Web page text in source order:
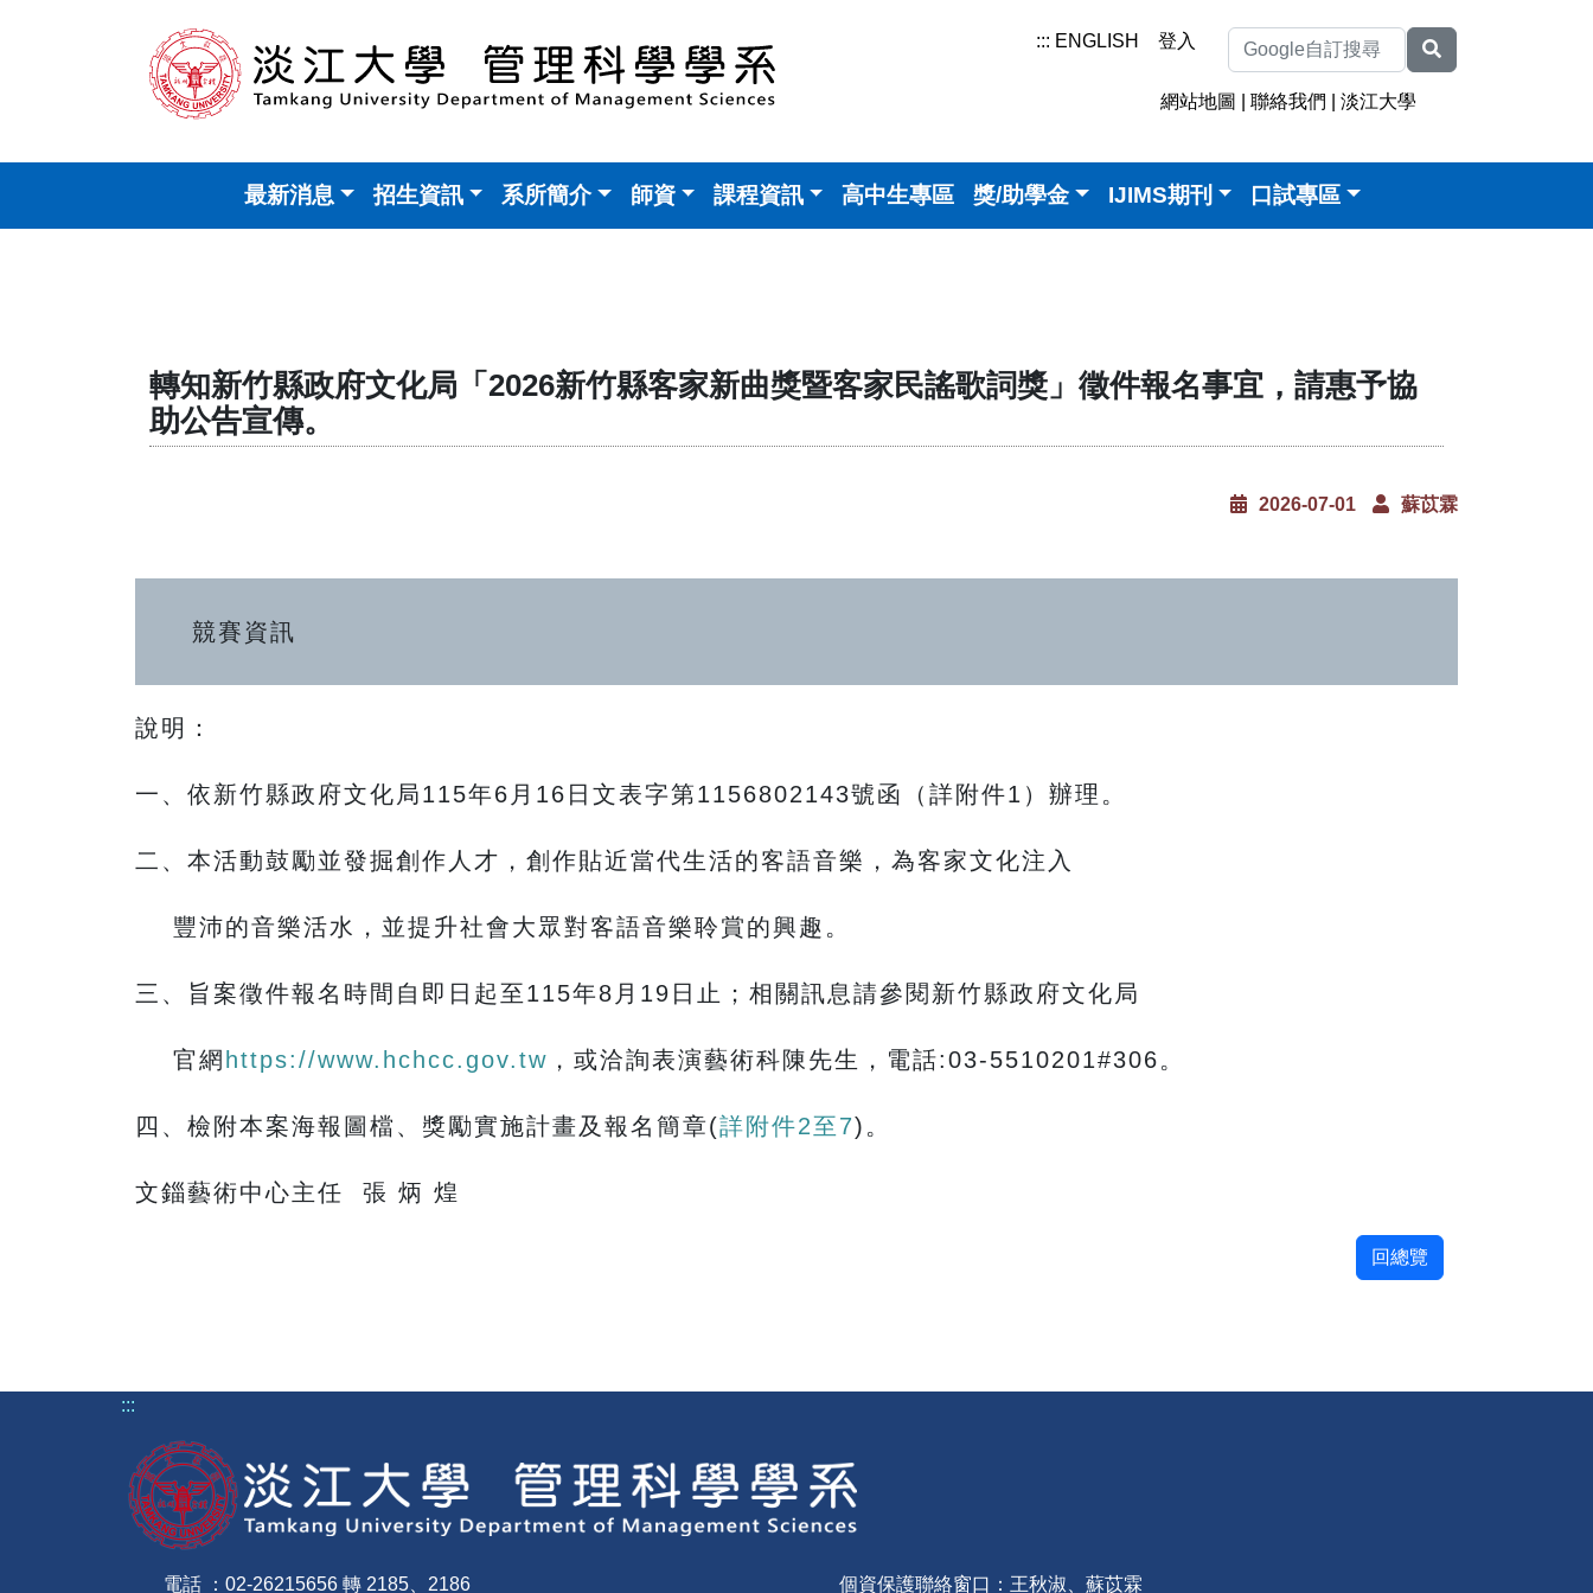
::: ENGLISH 登入
網站地圖 |聯絡我們 |淡江大學
最新消息 招生資訊 系所簡介 師資 課程資訊 高中生專區 獎/助學金 IJIMS期刊 口試專區
轉知新竹縣政府文化局「2026新竹縣客家新曲獎暨客家民謠歌詞獎」徵件報名事宜，請惠予協
助公告宣傳。
2026-07-01 蘇苡霖
競賽資訊
說明：
一、依新竹縣政府文化局115年6月16日文表字第1156802143號函（詳附件1）辦理。
二、本活動鼓勵並發掘創作人才，創作貼近當代生活的客語音樂，為客家文化注入
豐沛的音樂活水，並提升社會大眾對客語音樂聆賞的興趣。
三、旨案徵件報名時間自即日起至115年8月19日止；相關訊息請參閱新竹縣政府文化局
官網 https://www.hchcc.gov.tw ，或洽詢表演藝術科陳先生，電話:03-5510201#306。
四、檢附本案海報圖檔、獎勵實施計畫及報名簡章(詳附件2至7)。
文錙藝術中心主任 張 炳 煌
回總覽
:::
電話 ：02-26215656 轉 2185、2186 個資保護聯絡窗口：王秋淑、蘇苡霖